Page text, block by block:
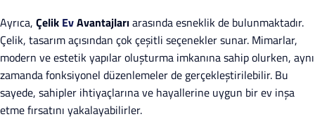
Ayrıca, Çelik EvAvantajlarıarasında esneklik de bulunmaktadır.
Çelik, tasarım açısından çok çeşitli seçenekler sunar. Mimarlar,
modern ve estetik yapılar oluşturma imkanına sahip olurken, aynı
zamanda fonksiyonel düzenlemeler de gerçekleştirilebilir. Bu
sayede, sahipler ihtiyaçlarına ve hayallerine uygun bir ev inşa
etme fırsatını yakalayabilirler.